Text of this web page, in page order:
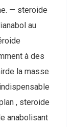
— steroide
au
à des
la masse
, steroide
anabolisant